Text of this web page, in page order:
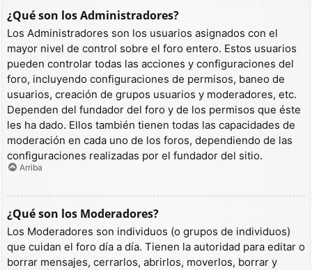
¿Qué son los Administradores?
Los Administradores son los usuarios asignados con el
mayor nivel de control sobre el foro entero. Estos usuarios
pueden controlar todas las acciones y configuraciones del
foro, incluyendo configuraciones de permisos, baneo de
usuarios, creación de grupos usuarios y moderadores, etc.
Dependen del fundador del foro y de los permisos que éste
les ha dado. Ellos también tienen todas las capacidades de
moderación en cada uno de los foros, dependiendo de las
configuraciones realizadas por el fundador del sitio.
Arriba
¿Qué son los Moderadores?
Los Moderadores son individuos (o grupos de individuos)
que cuidan el foro día a día. Tienen la autoridad para editar o
borrar mensajes, cerrarlos, abrirlos, moverlos, borrar y